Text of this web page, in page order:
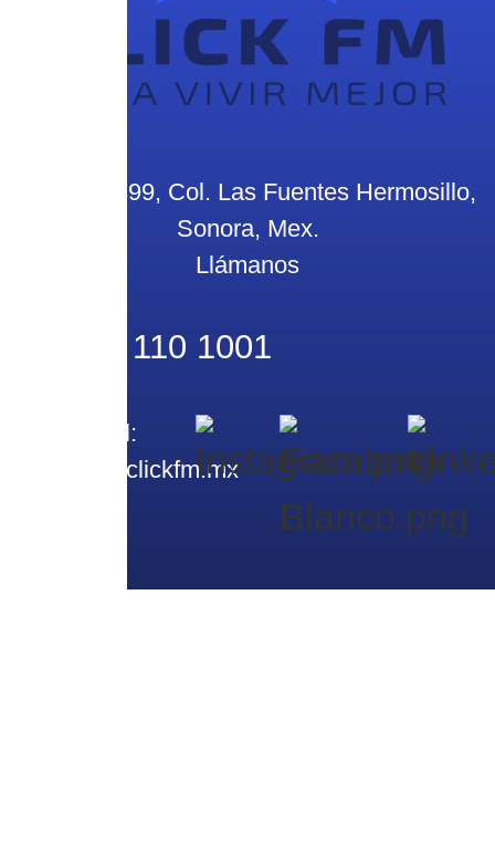
Olivares 399, Col. Las Fuentes Hermosillo,
Sonora, Mex.
Llámanos
662 110 1001
Email:
contacto@clickfm.mx